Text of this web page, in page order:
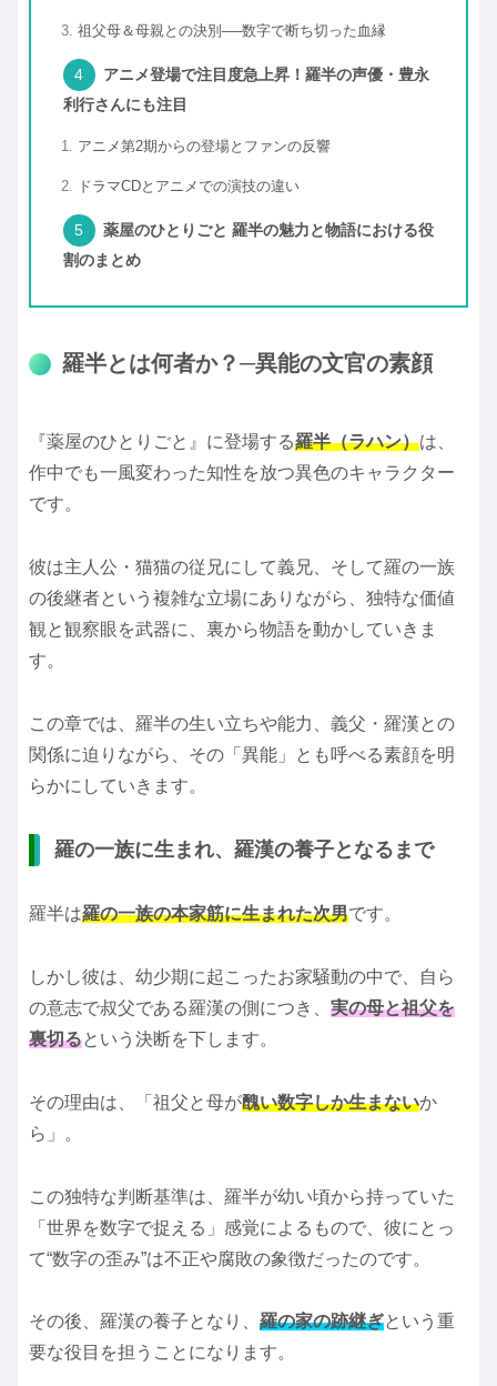
祖父母＆母親との決別──数字で断ち切った血縁
アニメ登場で注目度急上昇！羅半の声優・豊永
利行さんにも注目
アニメ第2期からの登場とファンの反響
ドラマCDとアニメでの演技の違い
薬屋のひとりごと 羅半の魅力と物語における役
割のまとめ
羅半とは何者か？─異能の文官の素顔
『薬屋のひとりごと』に登場する羅半（ラハン）は、
作中でも一風変わった知性を放つ異色のキャラクター
です。
彼は主人公・猫猫の従兄にして義兄、そして羅の一族
の後継者という複雑な立場にありながら、独特な価値
観と観察眼を武器に、裏から物語を動かしていきま
す。
この章では、羅半の生い立ちや能力、義父・羅漢との
関係に迫りながら、その「異能」とも呼べる素顔を明
らかにしていきます。
羅の一族に生まれ、羅漢の養子となるまで
羅半は羅の一族の本家筋に生まれた次男です。
しかし彼は、幼少期に起こったお家騒動の中で、自ら
の意志で叔父である羅漢の側につき、 実の母と祖父を
裏切るという決断を下します。
その理由は、「祖父と母が醜い数字しか生まないか
ら」。
この独特な判断基準は、羅半が幼い頃から持っていた
「世界を数字で捉える」感覚によるもので、彼にとっ
て“数字の歪み”は不正や腐敗の象徴だったのです。
その後、羅漢の養子となり、 羅の家の跡継ぎという重
要な役目を担うことになります。